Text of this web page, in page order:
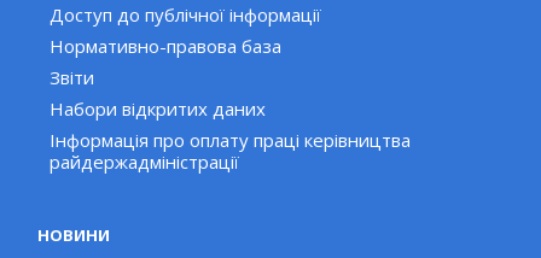
Доступ до публічної інформації
Нормативно-правова база
Звіти
Набори відкритих даних
Інформація про оплату праці керівництва
райдержадміністрації
НОВИНИ